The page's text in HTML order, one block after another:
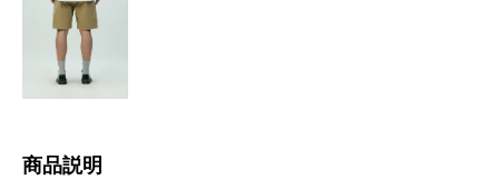
商品説明